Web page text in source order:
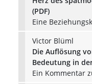
(PDF)
Eine
Victor Blüml
Die Auflösung
Bedeutung in
Ein Kommentar